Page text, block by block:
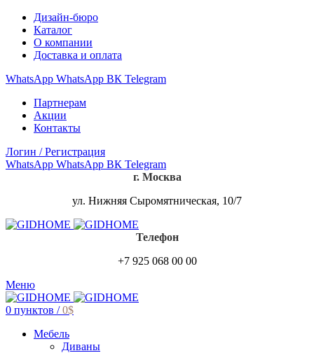
Дизайн-бюро
Каталог
О компании
Доставка и оплата
WhatsApp WhatsApp ВК Telegram
Партнерам
Акции
Контакты
Логин / Регистрация
WhatsApp WhatsApp ВК Telegram
г. Москва
ул. Нижняя Сыромятническая, 10/7
Телефон
+7 925 068 00 00
Меню
0 пунктов / 0$
Мебель
Диваны